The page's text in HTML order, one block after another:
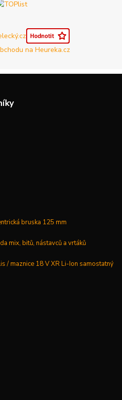
bruska 125 mm
mix, bitů, nástavců a vrtáků
/ maznice 18 V XR Li-Ion samostatný